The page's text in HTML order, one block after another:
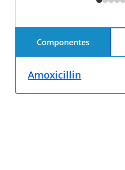
Componentes
Amoxicillin